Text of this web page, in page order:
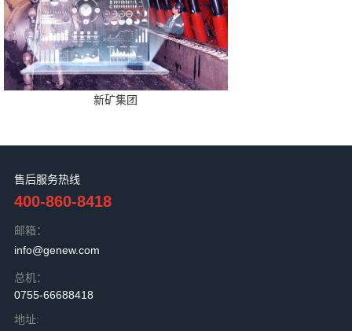
新矿集团
售后服务热线
400-860-8418
邮箱：
info@genew.com
总机：
0755-66688418
地址: